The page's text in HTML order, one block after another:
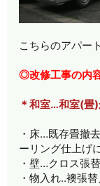
こちらのアパー
◎改修工事の内容
＊和室…和室(畳
・床…既存畳撤
ーリング仕上げ
・壁…クロス張
・物入れ‥襖張替